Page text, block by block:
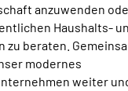
anzuwenden
Haushalts-
zu beraten.
modernes
weiter